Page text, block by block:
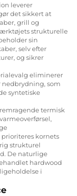
leverer
det sikkert at
grill og
strukturelle
sin
selv efter
og sikrer
eliminerer
som
syntetiske
termisk
kornets
strukturel
De naturlige
hardwood
i